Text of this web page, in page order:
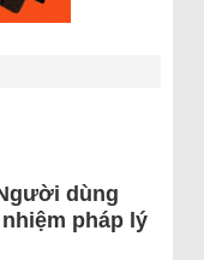
dùng
pháp lý